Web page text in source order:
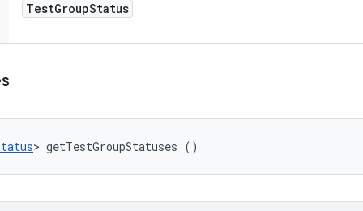
TestGroupStatus
> getTestGroupStatuses ()